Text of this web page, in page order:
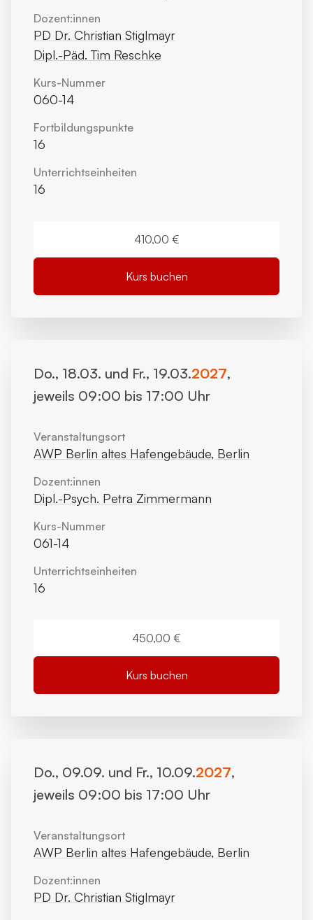
Dozent:innen
PD Dr. Christian Stiglmayr
Dipl.-Päd. Tim Reschke
Kurs-Nummer
060-14
Fortbildungs­punkte
16
Unterrichts­einheiten
16
410,00 €
Kurs buchen
Do., 18.03. und Fr., 19.03.2027,
jeweils 09:00 bis 17:00 Uhr
Veranstaltungsort
AWP Berlin altes Hafengebäude, Berlin
Dozent:innen
Dipl.-Psych. Petra Zimmermann
Kurs-Nummer
061-14
Unterrichts­einheiten
16
450,00 €
Kurs buchen
Do., 09.09. und Fr., 10.09.2027,
jeweils 09:00 bis 17:00 Uhr
Veranstaltungsort
AWP Berlin altes Hafengebäude, Berlin
Dozent:innen
PD Dr. Christian Stiglmayr